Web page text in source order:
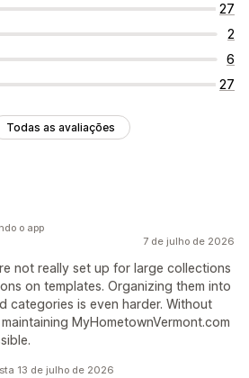
27
2
6
27
Todas as avaliações
7 de julho de 2026
not really set up for large collections
on templates. Organizing them into
categories is even harder. Without
MyHometownVermont.com
o app
13 de julho de 2026